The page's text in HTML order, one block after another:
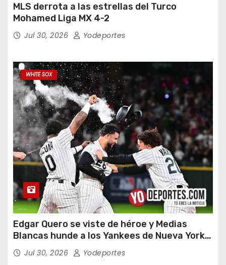
MLS derrota a las estrellas del Turco
Mohamed Liga MX 4-2
Jul 30, 2026 Yodeportes
WHITE SOX
Edgar Quero se viste de héroe y Medias
Blancas hunde a los Yankees de Nueva York
en doce entradas
Jul 30, 2026 Yodeportes